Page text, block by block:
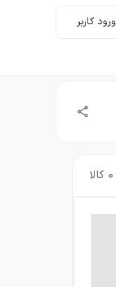
ورود کاربر
0 کالا